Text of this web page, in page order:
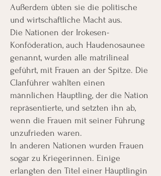
Außerdem übten sie die politische
und wirtschaftliche Macht aus.
Die Nationen der Irokesen-
Konföderation, auch Haudenosaunee
genannt, wurden alle matrilineal
geführt, mit Frauen an der Spitze. Die
Clanführer wählten einen
männlichen Häuptling, der die Nation
repräsentierte, und setzten ihn ab,
wenn die Frauen mit seiner Führung
unzufrieden waren.
In anderen Nationen wurden Frauen
sogar zu Kriegerinnen. Einige
erlangten den Titel einer Häuptlingin